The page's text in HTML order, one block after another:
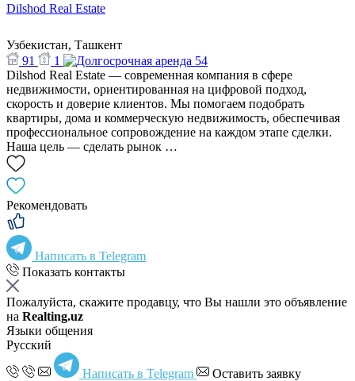
Dilshod Real Estate
Узбекистан, Ташкент
91
1
54
Dilshod Real Estate — современная компания в сфере
недвижимости, ориентированная на цифровой подход,
скорость и доверие клиентов. Мы помогаем подобрать
квартиры, дома и коммерческую недвижимость, обеспечивая
профессиональное сопровождение на каждом этапе сделки.
Наша цель — сделать рынок …
Рекомендовать
Написать в Telegram
Показать контакты
Пожалуйста, скажите продавцу, что Вы нашли это объявление
на Realting.uz
Языки общения
Русский
Написать в Telegram Оставить заявку